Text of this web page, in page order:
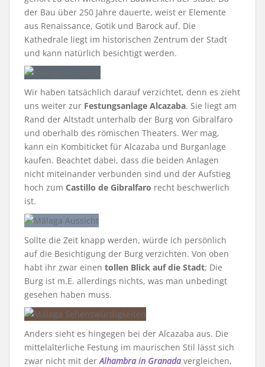
der Bau über 250 Jahre dauerte, weist er Elemente
aus Renaissance, Gotik und Barock auf. Die
Kathedrale liegt im historischen Zentrum der Stadt
und kann natürlich besichtigt werden.
Wir haben tatsächlich darauf verzichtet, denn es zieht
uns weiter zur Festungsanlage Alcazaba. Sie liegt am
Rand der Altstadt unterhalb der Burg von Gibralfaro
und oberhalb des römischen Theaters. Wer mag,
kann ein Kombiticket für Alcazaba und Burganlage
kaufen. Beachtet dabei, dass die beiden Anlagen
nicht miteinander verbunden sind und der Aufstieg
hoch zum Castillo de Gibralfaro recht beschwerlich
ist.
Sollte die Zeit knapp werden, würde ich persönlich
auf die Besichtigung der Burg verzichten. Von oben
habt ihr zwar einen tollen Blick auf die Stadt; Die
Burg ist m.E. allerdings nichts, was man unbedingt
gesehen haben muss.
Anders sieht es hingegen bei der Alcazaba aus. Die
mittelalterliche Festung im maurischen Stil lässt sich
zwar nicht mit derAlhambra in Granada vergleichen,